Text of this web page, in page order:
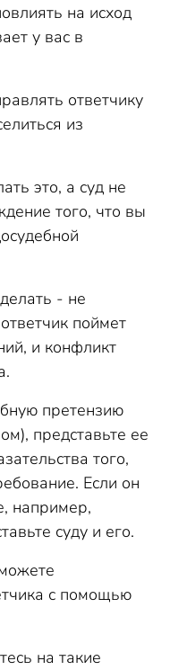
на исход
у вас в
ответчику
из
это, а суд не
того, что вы
- не
поймет
и конфликт
претензию
представьте ее
того,
Если он
например,
суду и его.
с помощью
на такие